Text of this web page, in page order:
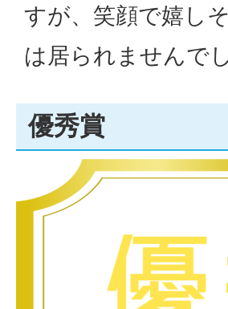
すが、笑顔で嬉し
は居られませんでし
優秀賞